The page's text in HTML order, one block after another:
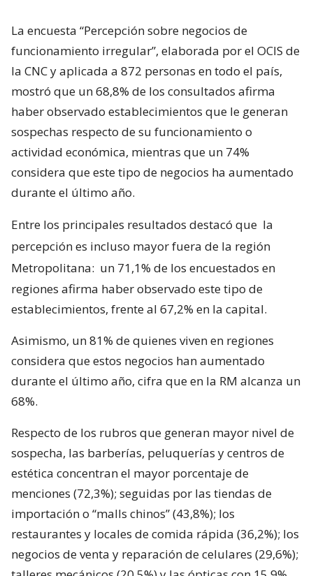
La encuesta “Percepción sobre negocios de
funcionamiento irregular”, elaborada por el OCIS de
la CNC y aplicada a 872 personas en todo el país,
mostró que un 68,8% de los consultados afirma
haber observado establecimientos que le generan
sospechas respecto de su funcionamiento o
actividad económica, mientras que un 74%
considera que este tipo de negocios ha aumentado
durante el último año.
Entre los principales resultados destacó que la
percepción es incluso mayor fuera de la región
Metropolitana: un 71,1% de los encuestados en
regiones afirma haber observado este tipo de
establecimientos, frente al 67,2% en la capital.
Asimismo, un 81% de quienes viven en regiones
considera que estos negocios han aumentado
durante el último año, cifra que en la RM alcanza un
68%.
Respecto de los rubros que generan mayor nivel de
sospecha, las barberías, peluquerías y centros de
estética concentran el mayor porcentaje de
menciones (72,3%); seguidas por las tiendas de
importación o “malls chinos” (43,8%); los
restaurantes y locales de comida rápida (36,2%); los
negocios de venta y reparación de celulares (29,6%);